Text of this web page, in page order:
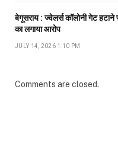
बेगूसराय : ज्वेलर्स कॉलोनी गेट
का लगाया आरोप
JULY 14, 2026 1:10 PM
Comments are closed.